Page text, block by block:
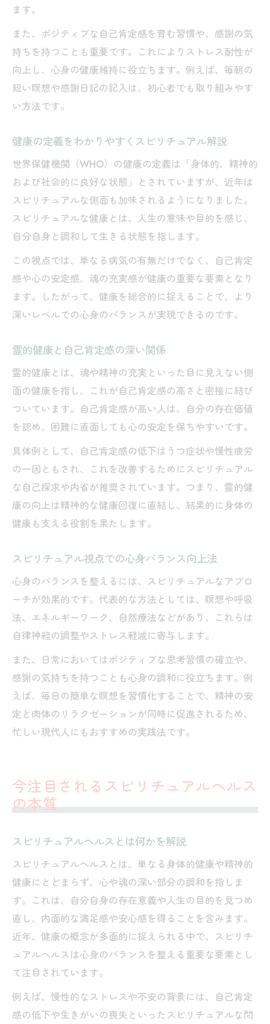
ます。
また、ポジティブな自己肯定感を育む習慣や、感謝の気
持ちを持つことも重要です。これによりストレス耐性が
向上し、心身の健康維持に役立ちます。例えば、毎朝の
短い瞑想や感謝日記の記入は、初心者でも取り組みやす
い方法です。
健康の定義をわかりやすくスピリチュアル解説
世界保健機関（WHO）の健康の定義は「身体的、精神的
および社会的に良好な状態」とされていますが、近年は
スピリチュアルな側面も加味されるようになりました。
スピリチュアルな健康とは、人生の意味や目的を感じ、
自分自身と調和して生きる状態を指します。
この視点では、単なる病気の有無だけでなく、自己肯定
感や心の安定感、魂の充実感が健康の重要な要素となり
ます。したがって、健康を総合的に捉えることで、より
深いレベルでの心身のバランスが実現できるのです。
霊的健康と自己肯定感の深い関係
霊的健康とは、魂や精神の充実といった目に見えない側
面の健康を指し、これが自己肯定感の高さと密接に結び
ついています。自己肯定感が高い人は、自分の存在価値
を認め、困難に直面しても心の安定を保ちやすいです。
具体例として、自己肯定感の低下はうつ症状や慢性疲労
の一因ともされ、これを改善するためにスピリチュアル
な自己探求や内省が推奨されています。つまり、霊的健
康の向上は精神的な健康回復に直結し、結果的に身体の
健康も支える役割を果たします。
スピリチュアル視点での心身バランス向上法
心身のバランスを整えるには、スピリチュアルなアプロ
ーチが効果的です。代表的な方法としては、瞑想や呼吸
法、エネルギーワーク、自然療法などがあり、これらは
自律神経の調整やストレス軽減に寄与します。
また、日常においてはポジティブな思考習慣の確立や、
感謝の気持ちを持つことも心身の調和に役立ちます。例
えば、毎日の簡単な瞑想を習慣化することで、精神の安
定と肉体のリラクゼーションが同時に促進されるため、
忙しい現代人にもおすすめの実践法です。
今注目されるスピリチュアルヘルス
の本質
スピリチュアルヘルスとは何かを解説
スピリチュアルヘルスとは、単なる身体的健康や精神的
健康にとどまらず、心や魂の深い部分の調和を指しま
す。これは、自分自身の存在意義や人生の目的を見つめ
直し、内面的な満足感や安心感を得ることを含みます。
近年、健康の概念が多面的に捉えられる中で、スピリチ
ュアルヘルスは心身のバランスを整える重要な要素とし
て注目されています。
例えば、慢性的なストレスや不安の背景には、自己肯定
感の低下や生きがいの喪失といったスピリチュアルな問